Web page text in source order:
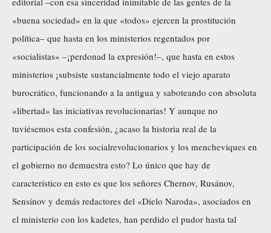
«buena sociedad» en la que «todos» ejercen la prostitución
política– que hasta en los ministerios regentados por
«socialistas» –¡perdonad la expresión!–, que hasta en estos
ministerios ¡subsiste sustancialmente todo el viejo aparato
burocrático, funcionando a la antigua y saboteando con absoluta
«libertad» las iniciativas revolucionarias! Y aunque no
tuviésemos esta confesión, ¿acaso la historia real de la
participación de los socialrevolucionarios y los mencheviques en
el gobierno no demuestra esto? Lo único que hay de
característico en esto es que los señores Chernov, Rusánov,
Sensínov y demás redactores del «Dielo Naroda», asociados en
el ministerio con los kadetes, han perdido el pudor hasta tal